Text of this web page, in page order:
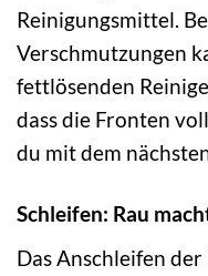
Reinigungsmittel.
Verschmutzungen
fettlösenden
dass die Fronten
du mit dem
Schleifen: Rau
Das Anschleifen